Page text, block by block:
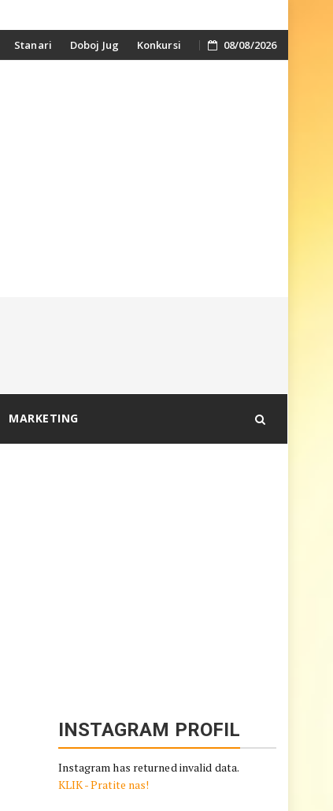
MARKETING
INSTAGRAM PROFIL